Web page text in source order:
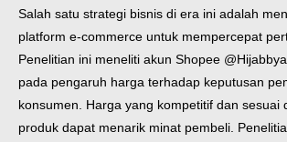
Salah satu strategi bisnis di era ini adalah
platform e-commerce untuk mempercepat
Penelitian ini meneliti akun Shopee
pada pengaruh harga terhadap keputusan
konsumen. Harga yang kompetitif dan sesuai
produk dapat menarik minat pembeli.